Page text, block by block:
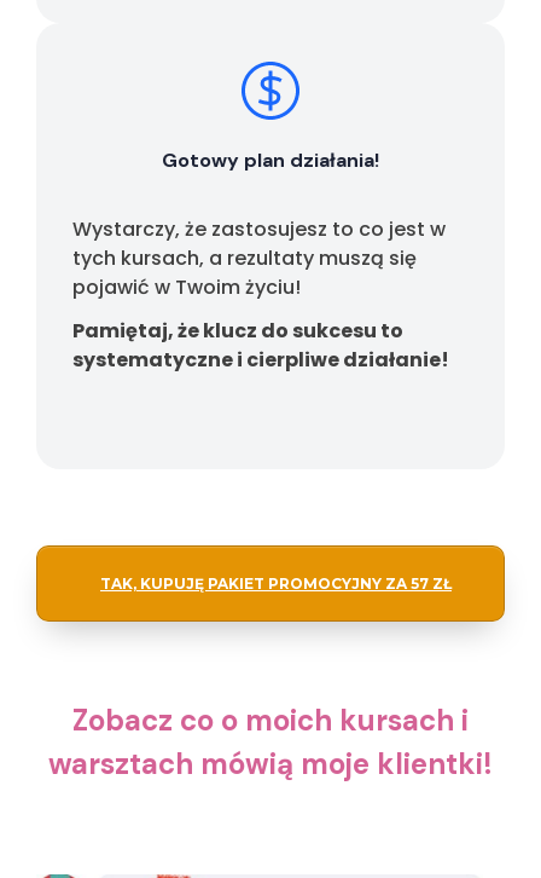
Gotowy plan działania!
Wystarczy, że zastosujesz to co jest w
tych kursach, a rezultaty muszą się
pojawić w Twoim życiu!
Pamiętaj, że klucz do sukcesu to
systematyczne i cierpliwe działanie!
TAK, KUPUJĘ PAKIET PROMOCYJNY ZA 57 ZŁ
Zobacz co o moich kursach i
warsztach mówią moje klientki!